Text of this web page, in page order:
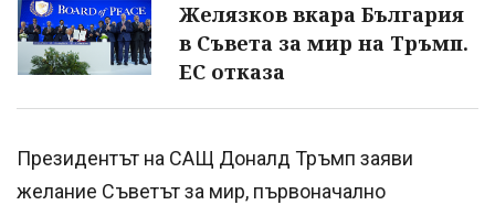
Желязков вкара България
в Съвета за мир на Тръмп.
ЕС отказа
Президентът на САЩ Доналд Тръмп заяви
желание Съветът за мир, първоначално